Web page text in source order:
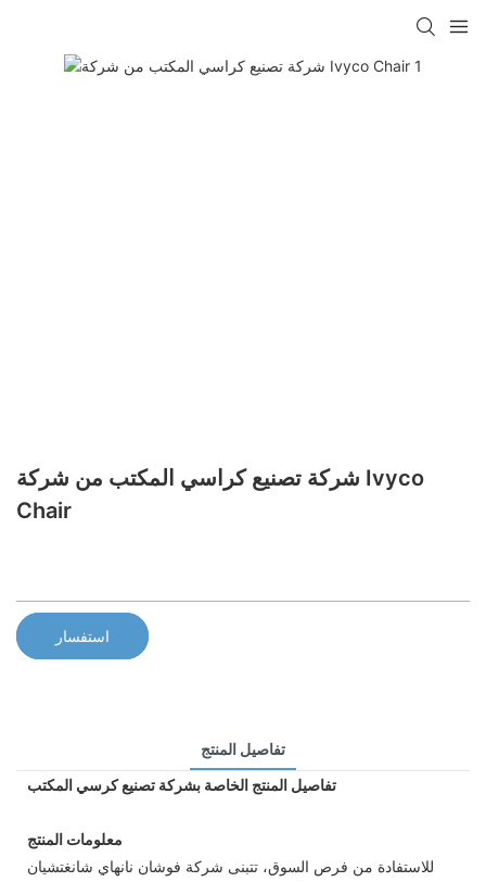
شركة تصنيع كراسي المكتب من شركة Ivyco
Chair
استفسار
تفاصيل المنتج
تفاصيل المنتج الخاصة بشركة تصنيع كرسي المكتب
معلومات المنتج
للاستفادة من فرص السوق، تتبنى شركة فوشان نانهاي شانغتشيان